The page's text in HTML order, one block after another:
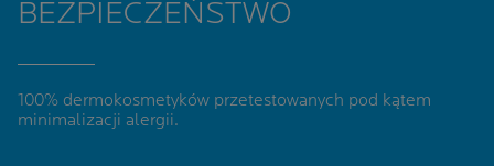
BEZPIECZEŃSTWO
100% dermokosmetyków przetestowanych pod kątem
minimalizacji alergii.